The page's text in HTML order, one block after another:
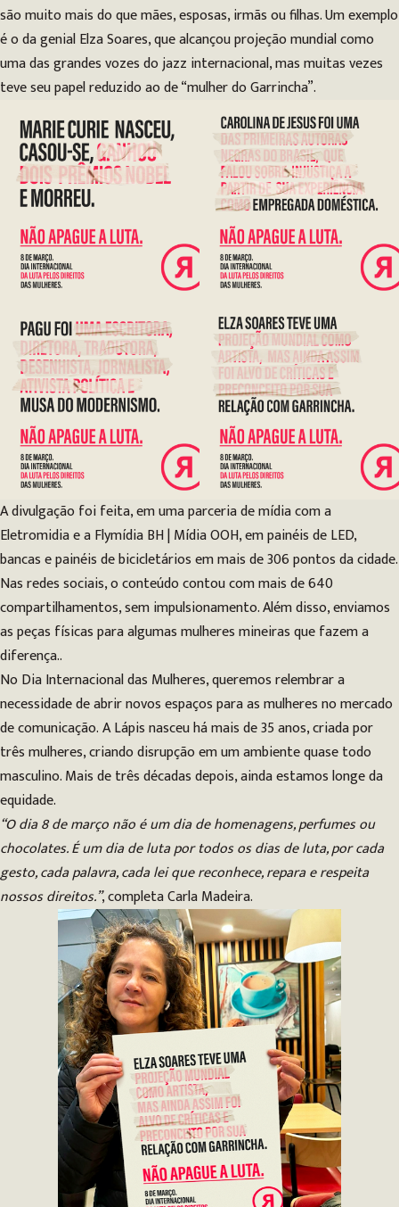
são muito mais do que mães, esposas, irmãs ou filhas. Um exemplo
é o da genial Elza Soares, que alcançou projeção mundial como
uma das grandes vozes do jazz internacional, mas muitas vezes
teve seu papel reduzido ao de “mulher do Garrincha”.
A divulgação foi feita, em uma parceria de mídia com a
Eletromidia e a Flymídia BH | Mídia OOH, em painéis de LED,
bancas e painéis de bicicletários em mais de 306 pontos da cidade.
Nas redes sociais, o conteúdo contou com mais de 640
compartilhamentos, sem impulsionamento. Além disso, enviamos
as peças físicas para algumas mulheres mineiras que fazem a
diferença..
No Dia Internacional das Mulheres, queremos relembrar a
necessidade de abrir novos espaços para as mulheres no mercado
de comunicação. A Lápis nasceu há mais de 35 anos, criada por
três mulheres, criando disrupção em um ambiente quase todo
masculino. Mais de três décadas depois, ainda estamos longe da
equidade.
“O dia 8 de março não é um dia de homenagens, perfumes ou
chocolates. É um dia de luta por todos os dias de luta, por cada
gesto, cada palavra, cada lei que reconhece, repara e respeita
nossos direitos.”, completa Carla Madeira.